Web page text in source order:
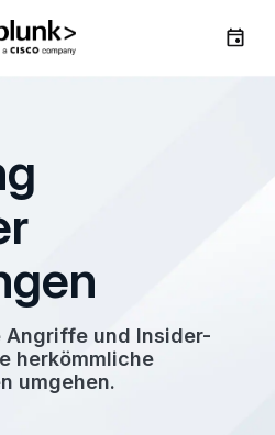
Angriffe und Insider-
herkömmliche
umgehen.